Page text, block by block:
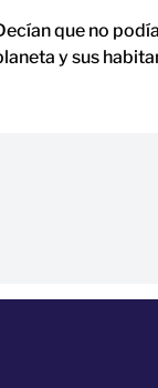
que no
y sus